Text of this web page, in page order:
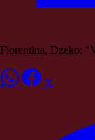
Fiorentina, Dzeko: